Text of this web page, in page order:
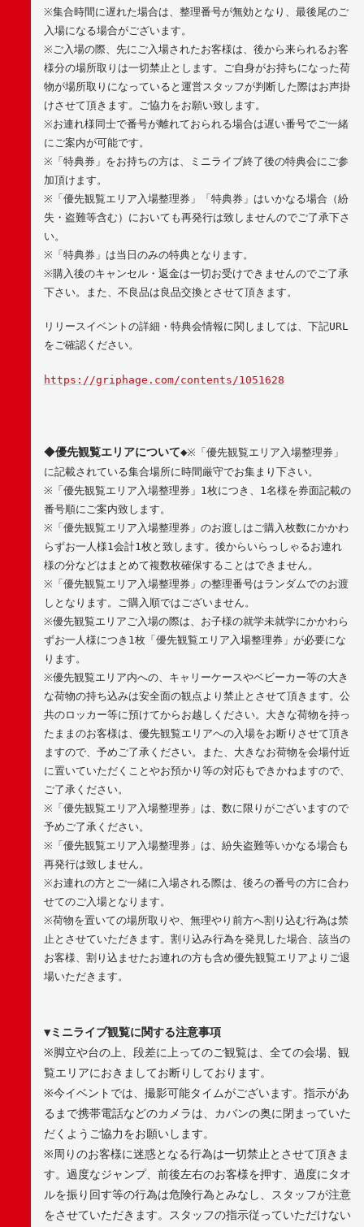
※集合時間に遅れた場合は、整理番号が無効となり、最後尾のご
入場になる場合がございます。
※ ご入場の際、先にご入場されたお客様は、後から来られるお客
様分の場所取りは一切禁止とします。ご自身がお持ちになった荷
物が場所取りになっていると運営スタッフが判断した際はお声掛
けさせて頂きます。ご協力をお願い致します。
※お連れ様同士で番号が離れておられる場合は遅い番号でご一緒
にご案内が可能です。
※ 「特典券」をお持ちの方は、ミニライブ終了後の特典会にご参
加頂けます。
※ 「優先観覧エリア入場整理券」「特典券」はいかなる場合（紛
失・盗難等含む）においても再発行は致しませんのでご了承下さ
い。
※ 「特典券」は当日のみの特典となります。
※購入後のキャンセル・返金は一切お受けできませんのでご了承
下さい。また、不良品は良品交換とさせて頂きます。
リリースイベントの詳細・特典会情報に関しましては、下記URL
をご確認ください。
https://griphage.com/contents/1051628
◆優先観覧エリアについて◆※ 「優先観覧エリア入場整理券」
に記載されている集合場所に時間厳守でお集まり下さい。
※ 「優先観覧エリア入場整理券」 1枚につき、 1名様を券面記載の
番号順にご案内致します。
※ 「優先観覧エリア入場整理券」のお渡しはご購入枚数にかかわ
らずお一人様1会計1枚と致します。後からいらっしゃるお連れ
様の分などはまとめて複数枚確保することはできません。
※ 「優先観覧エリア入場整理券」の整理番号はランダムでのお渡
しとなります。ご購入順ではございません。
※優先観覧エリアご入場の際は、お子様の就学未就学にかかわら
ずお一人様につき 1枚「優先観覧エリア入場整理券」が必要にな
ります。
※優先観覧エリア内への、キャリーケースやベビーカー等の大き
な荷物の持ち込みは安全面の観点より禁止とさせて頂きます。公
共のロッカー等に預けてからお越しください。大きな荷物を持っ
たままのお客様は、優先観覧エリアへの入場をお断りさせて頂き
ますので、予めご了承ください。また、大きなお荷物を会場付近
に置いていただくことやお預かり等の対応もできかねますので、
ご了承ください。
※ 「優先観覧エリア入場整理券」は、数に限りがございますので
予めご了承ください。
※ 「優先観覧エリア入場整理券」は、紛失盗難等いかなる場合も
再発行は致しません。
※お連れの方とご一緒に入場される際は、後ろの番号の方に合わ
せてのご入場となります。
※荷物を置いての場所取りや、無理やり前方へ割り込む行為は禁
止とさせていただきます。割り込み行為を発見した場合、該当の
お客様、割り込ませたお連れの方も含め優先観覧エリアよりご退
場いただきます。
▼ミニライブ観覧に関する注意事項
※脚立や台の上、段差に上ってのご観覧は、全ての会場、観
覧エリアにおきましてお断りしております。
※今イベントでは、撮影可能タイムがございます。指示があ
るまで携帯電話などのカメラは、カバンの奥に閉まっていた
だくようご協力をお願いします。
※周りのお客様に迷惑となる行為は一切禁止とさせて頂きま
す。過度なジャンプ、前後左右のお客様を押す、過度にタオ
ルを振り回す等の行為は危険行為とみなし、スタッフが注意
をさせていただきます。スタッフの指示従っていただけない